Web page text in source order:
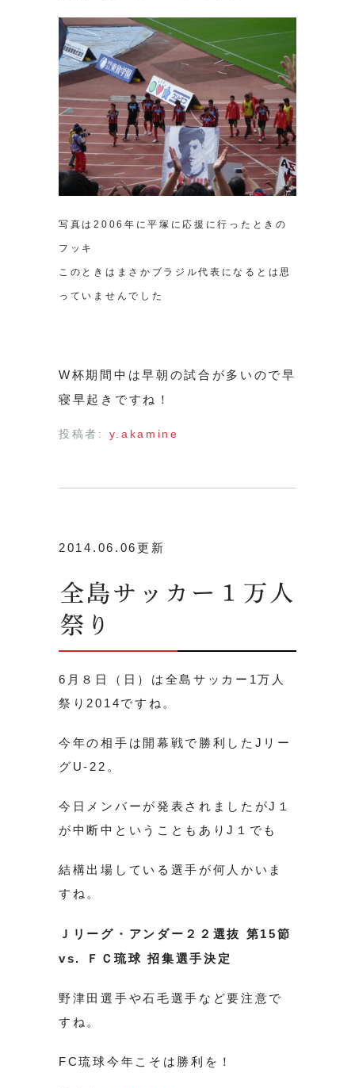
写真は2006年に平塚に応援に行ったときの
フッキ
このときはまさかブラジル代表になるとは思
っていませんでした
W杯期間中は早朝の試合が多いので早
寝早起きですね！
投稿者: y.akamine
2014.06.06更新
全島サッカー１万人
祭り
6月８日（日）は全島サッカー1万人
祭り2014ですね。
今年の相手は開幕戦で勝利したJリー
グU-22。
今日メンバーが発表されましたがJ１
が中断中ということもありJ１でも
結構出場している選手が何人かいま
すね。
Ｊリーグ・アンダー２２選抜 第15節
vs. ＦＣ琉球 招集選手決定
野津田選手や石毛選手など要注意で
すね。
FC琉球今年こそは勝利を！